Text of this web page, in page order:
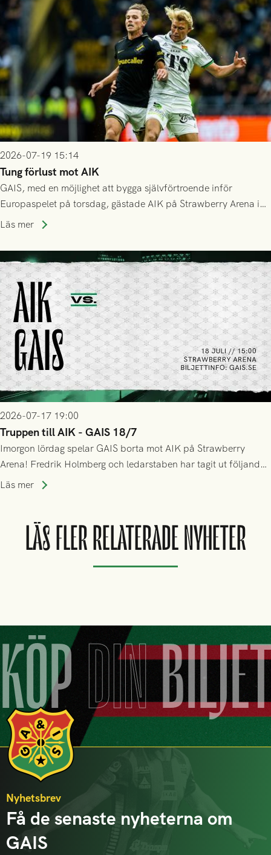
Mostar från Bosnien och Hercegovina.
2026-07-19 15:14
Tung förlust mot AIK
GAIS, med en möjlighet att bygga självförtroende inför
Europaspelet på torsdag, gästade AIK på Strawberry Arena i
Stockholm . Men trots konstant hotande i första halvlek av
lyckades få in 2-0.
Läs mer
2026-07-17 19:00
Truppen till AIK - GAIS 18/7
Imorgon lördag spelar GAIS borta mot AIK på Strawberry
Arena! Fredrik Holmberg och ledarstaben har tagit ut följande
trupp till matchen:
Läs mer
LÄS FLER RELATERADE NYHETER
KÖPDIN
Nyhetsbrev
Få de senaste nyheterna om
GAIS